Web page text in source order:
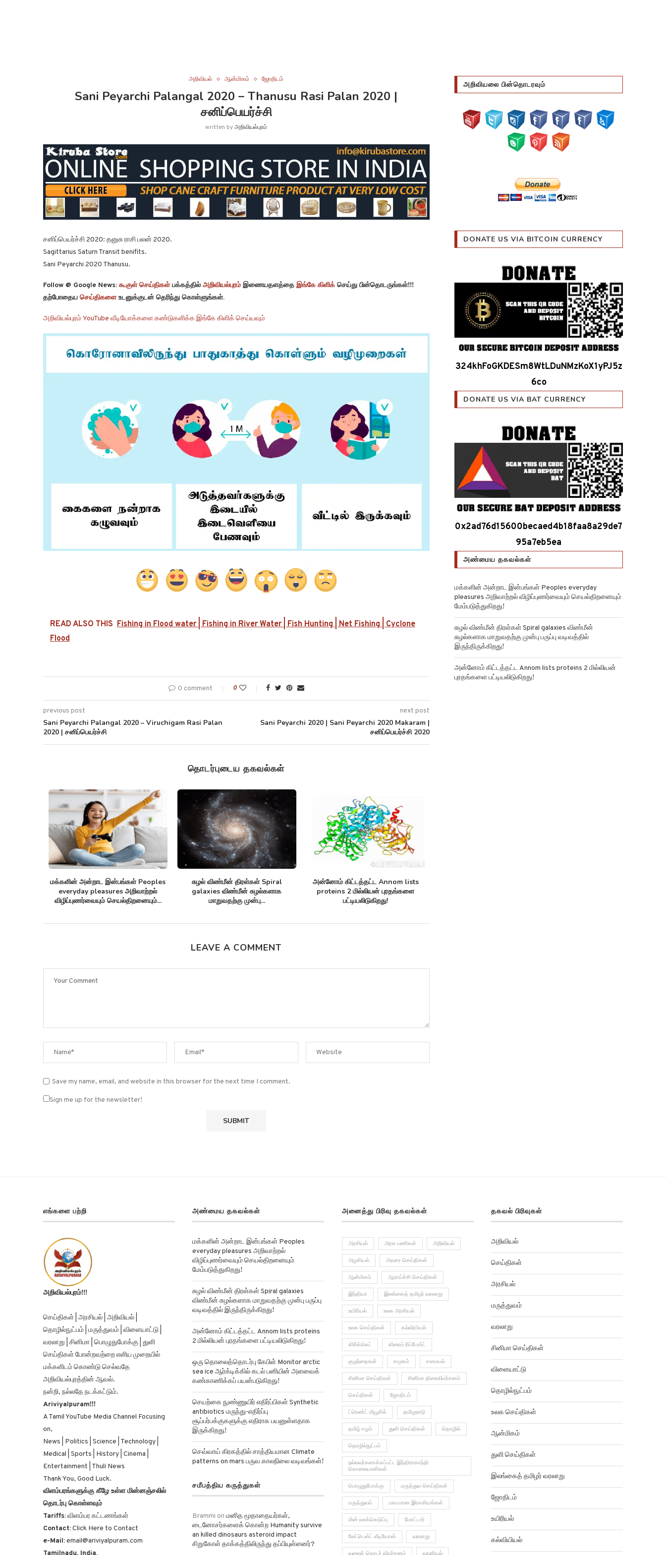
அறிவியல் ஆன்மிகம் ஜோதிடம்
Sani Peyarchi Palangal 2020 – Thanusu Rasi Palan 2020 |
சனிப்பெயர்ச்சி
written byஅறிவியல்புரம்
சனிப்பெயர்ச்சி 2020: தனுசு ராசி பலன் 2020.
Sagittarius Saturn Transit benifits.
Sani Peyarchi 2020 Thanusu.
Follow @ Google News: கூகுள் செய்திகள்பக்கத்தில் அறிவியல்புரம் இணையதளத்தை இங்கே கிளிக் செய்து பின்தொடருங்கள்!!!
தற்போதைய செய்திகளைஉடனுக்குடன் தெரிந்து கொள்ளுங்கள்.
அறிவியல்புரம் YouTube வீடியோக்களை கண்டுகளிக்க இங்கே கிளிக் செய்யவும்
READ ALSO THIS Fishing in Flood water | Fishing in River Water | Fish Hunting | Net Fishing | Cyclone
Flood
0 comment 0
previous post
Sani Peyarchi Palangal 2020 – Viruchigam Rasi Palan
2020 | சனிப்பெயர்ச்சி
next post
Sani Peyarchi 2020 | Sani Peyarchi 2020 Makaram |
சனிப்பெயர்ச்சி 2020
தொடர்புடைய தகவல்கள்
அன்னோம் கிட்டத்தட்ட Annom lists
proteins 2 மில்லியன் புரதங்களை
பட்டியலிடுகிறது!
ஒரு தொலைத்தொடர்பு கேபிள் Monitor
arctic sea ice ஆர்க்டிக்கில் கடல்...
செயற்கை நுண்ணுயிர் எதிர்ப்பிகள்
Synthetic antibiotics மருந்து-எதிர்ப்பு
சூப்பர்பக்குகளுக்கு எதிராக
அறிவியலை பின்தொடரவும்
DONATE US VIA BITCOIN CURRENCY
324khFoGKDESm8WtLDuNMzKoX1yPJ5z
6co
DONATE US VIA BAT CURRENCY
0x2ad76d15600becaed4b18faa8a29de7
95a7eb5ea
அண்மைய தகவல்கள்
மக்களின் அன்றாட இன்பங்கள் Peoples everyday
pleasures அறிவாற்றல் விழிப்புணர்வையும் செயல்திறனையும்
மேம்படுத்துகிறது!
சுழல் விண்மீன் திரள்கள் Spiral galaxies விண்மீன்
சுழல்களாக மாறுவதற்கு முன்பு பருப்பு வடிவத்தில்
இருந்திருக்கிறது!
அன்னோம் கிட்டத்தட்ட Annom lists proteins 2 மில்லியன்
புரதங்களை பட்டியலிடுகிறது!
எங்களை பற்றி
செய்திகள் | அரசியல் | அறிவியல் |
தொழில்நுட்பம் | மருத்துவம் | விளையாட்டு |
வரலாறு | சினிமா | பொழுதுபோக்கு | துளி
செய்திகள் போன்றவற்றை எளிய முறையில்
மக்களிடம் கொண்டு செல்வதே
அறிவியல்புரத்தின் ஆவல்.
நன்றி, நல்லதே நடக்கட்டும்.
Ariviyalpuram!!!
News | Politics | Science | Technology |
Medical | Sports | History | Cinema |
Entertainment | Thuli News
Thank You, Good Luck.
விளம்பரங்களுக்கு கீழே உள்ள மின்னஞ்சலில்
தொடர்பு கொள்ளவும்
Tariffs:
விளம்பர கட்டணங்கள்
Contact:
Click Here to Contact
e-Mail:
email@ariviyalpuram.com
அண்மைய தகவல்கள்
மக்களின் அன்றாட இன்பங்கள் Peoples
everyday pleasures அறிவாற்றல்
விழிப்புணர்வையும் செயல்திறனையும்
சுழல் விண்மீன் திரள்கள் Spiral galaxies
விண்மீன் சுழல்களாக மாறுவதற்கு முன்பு பருப்பு
அன்னோம் கிட்டத்தட்ட Annom lists proteins
ஒரு தொலைத்தொடர்பு கேபிள் Monitor arctic
sea ice ஆர்க்டிக்கில் கடல் பனியின் அளவைக்
செயற்கை நுண்ணுயிர் எதிர்ப்பிகள் Synthetic
antibiotics மருந்து-எதிர்ப்பு
சூப்பர்பக்குகளுக்கு எதிராக பயனுள்ளதாக
செவ்வாய் கிரகத்தில் சாத்தியமான Climate
சமீபத்திய கருத்துகள்
Brammionமனித மூதாதையர்கள்,
டைனோசர்களைக் கொன்ற Humanity survive
an killed dinosaurs asteroid impact
அனைத்து பிரிவு தகவல்கள்
அரசியல் அரசு பணிகள் அறிவியல்
அழகியல் அவசர செய்திகள்
ஆன்மிகம் ஆராய்ச்சி செய்திகள்
இந்தியா இலங்கைத் தமிழர் வரலாறு
உயிரியல் உலக அரசியல்
உலக செய்திகள் கல்வியியல்
கிரிக்கெட் கிரைம் ரிப்போர்ட்
குழந்தைகள் சமூகம் சமையல்
சினிமா செய்திகள் சினிமா திரைவிமர்சனம்
செய்திகள் ஜோதிடம்
ட்ரெண்ட் மியூசிக் தமிழநாடு
தமிழ் ஈழம் துளி செய்திகள் தொழில்
தொழில்நுட்பம்
நல்லவர்களாக்கப்பட்ட இந்திராகாந்தி
கொலையாளிகள்
பொழுதுபோக்கு மருத்துவ செய்திகள்
மருத்துவம் மாயமான இரகசியங்கள்
மின் வாக்கெடுப்பு மோட்டார்
லேட்டெஸ்ட் வீடியோஸ் வரலாறு
தகவல் பிரிவுகள்